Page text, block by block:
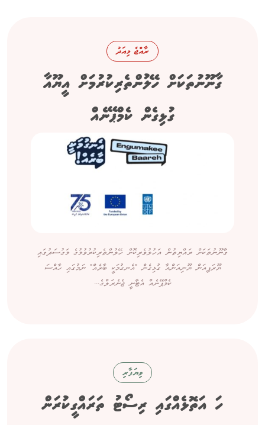
ރާއްޖެ މިއަދު
ގާނޫނުތަކަށް ހޭލުންތެރިކުރުމަށް އީޔޫއާ
ގުޅިގެން ކެމްޕޭނެއް
ގާނޫނުތަކަށް ރައްޔިތުން އަހުލުވެރިކޮށް ހޭލުންތެރިކުރުވުމުގެ މަގުސަދުގައި
ޔޫރަޕިއަން ޔޫނިއަންއާ ގުޅިގެން "އެނގުމަކީ ބާރެއް" ނަމުގައި ހާއްސަ
ކެމްޕޭނެއް އެޓާނީ ޖެނެރަލްގެ...
ވިޔަފާރި
ހަ އަތޮޅެއްގައި ރިސޯޓު ތަރައްގީކުރަން